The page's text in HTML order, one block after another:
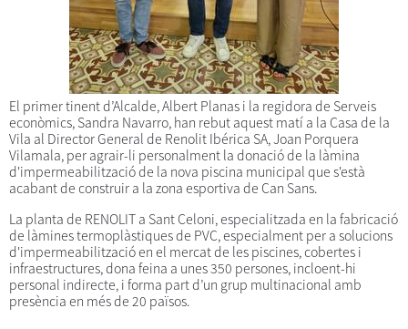
El primer tinent d’Alcalde, Albert Planas i la regidora de Serveis
econòmics, Sandra Navarro, han rebut aquest matí a la Casa de la
Vila al Director General de Renolit Ibérica SA, Joan Porquera
Vilamala, per agrair-li personalment la donació de la làmina
d'impermeabilització de la nova piscina municipal que s'està
acabant de construir a la zona esportiva de Can Sans.
La planta de RENOLIT a Sant Celoni, especialitzada en la fabricació
de làmines termoplàstiques de PVC, especialment per a solucions
d'impermeabilització en el mercat de les piscines, cobertes i
infraestructures, dona feina a unes 350 persones, incloent-hi
personal indirecte, i forma part d’un grup multinacional amb
presència en més de 20 països.